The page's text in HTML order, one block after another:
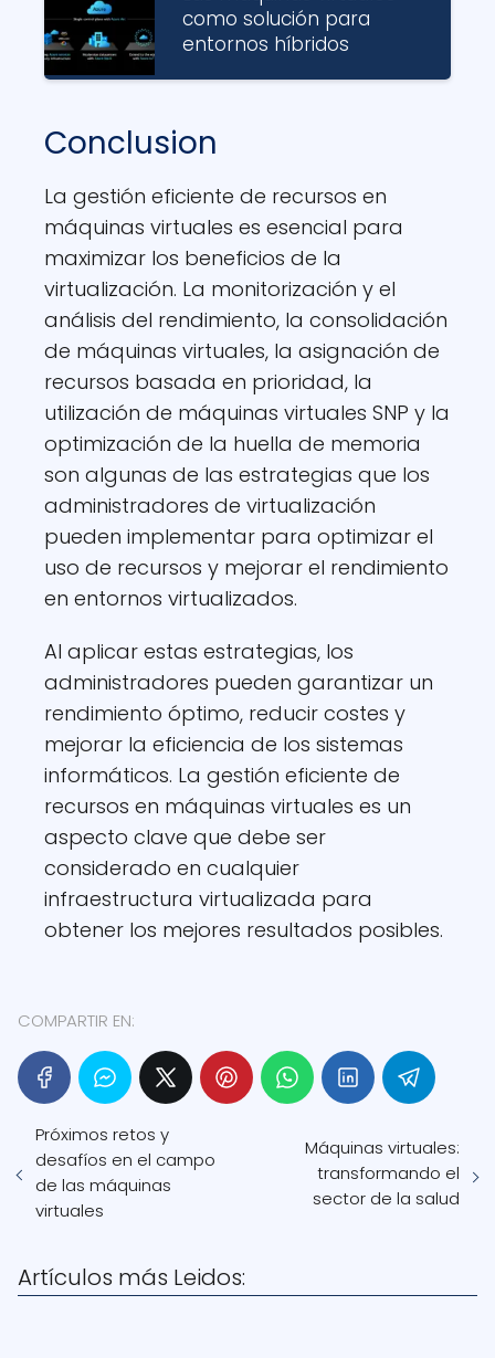
como solución para
entornos híbridos
Conclusion
La gestión eficiente de recursos en
máquinas virtuales es esencial para
maximizar los beneficios de la
virtualización. La monitorización y el
análisis del rendimiento, la consolidación
de máquinas virtuales, la asignación de
recursos basada en prioridad, la
utilización de máquinas virtuales SNP y la
optimización de la huella de memoria
son algunas de las estrategias que los
administradores de virtualización
pueden implementar para optimizar el
uso de recursos y mejorar el rendimiento
en entornos virtualizados.
Al aplicar estas estrategias, los
administradores pueden garantizar un
rendimiento óptimo, reducir costes y
mejorar la eficiencia de los sistemas
informáticos. La gestión eficiente de
recursos en máquinas virtuales es un
aspecto clave que debe ser
considerado en cualquier
infraestructura virtualizada para
obtener los mejores resultados posibles.
COMPARTIR EN:
Próximos retos y
desafíos en el campo
de las máquinas
virtuales
Máquinas virtuales:
transformando el
sector de la salud
Artículos más Leidos: